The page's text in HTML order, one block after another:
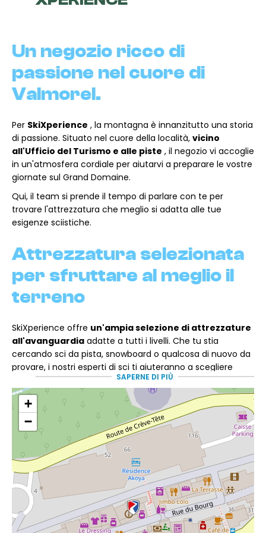
Un negozio ricco di
passione nel cuore di
Valmorel.
Per SkiXperience , la montagna è innanzitutto una storia
di passione. Situato nel cuore della località, vicino
all'Ufficio del Turismo e alle piste , il negozio vi accoglie
in un'atmosfera cordiale per aiutarvi a preparare le vostre
giornate sul Grand Domaine.
Qui, il team si prende il tempo di parlare con te per
trovare l'attrezzatura che meglio si adatta alle tue
esigenze sciistiche.
Attrezzatura selezionata
per sfruttare al meglio il
terreno
SkiXperience offre un'ampia selezione di attrezzature
all'avanguardia adatte a tutti i livelli. Che tu stia
cercando sci da pista, snowboard o qualcosa di nuovo da
provare, i nostri esperti di sci ti aiuteranno a scegliere
l'attrezzatura giusta tra marchi rinomaticome Salomon,
Atomic, Rossignol e Head.
Ogni attrezzatura viene
sottoposta a manutenzione e
assistenza durante tutta la stagionenella nostra
officina per garantire comfort, sicurezza e divertimento
sulla neve.
Un team che presta
attenzione ad ogni
dettaglio
SAPERNE DI PIÙ
+
−